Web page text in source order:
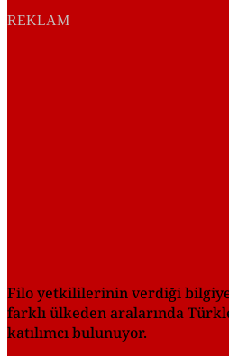
REKLAM
Filo yetkililerinin verdiği
farklı ülkeden aralarında
katılımcı bulunuyor.